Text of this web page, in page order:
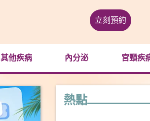
立刻預約
其他疾病 內分泌 宮頸疾
熱點